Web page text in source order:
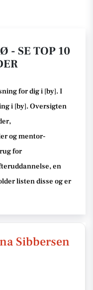
- SE TOP 10
for dig i [by]. I
i [by].Oversigten
og mentor-
for
, en
listen disse og er
Sibbersen